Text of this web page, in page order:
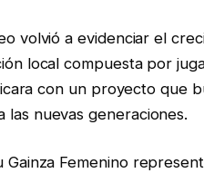
volvió a evidenciar el
local compuesta por
con un proyecto que
nuevas generaciones.
Femenino